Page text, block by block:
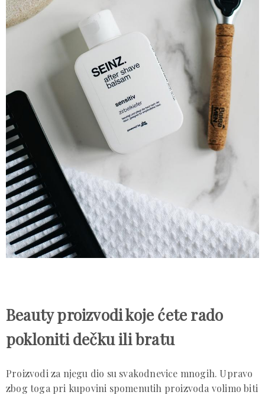
Beauty proizvodi koje ćete rado
pokloniti dečku ili bratu
Proizvodi za njegu dio su svakodnevice mnogih. Upravo
zbog toga pri kupovini spomenutih proizvoda volimo biti